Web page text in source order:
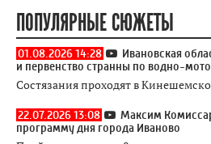
ПОПУЛЯРНЫЕ СЮЖЕТЫ
01.08.2026 14:28
Ивановская
и первенство странны по водно-
Состязания проходят в
22.07.2026 13:08
Максим
программу дня города Иваново